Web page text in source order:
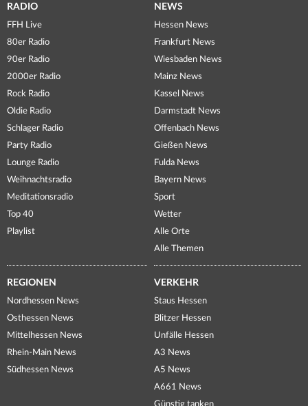
RADIO
FFH Live
80er Radio
90er Radio
2000er Radio
Rock Radio
Oldie Radio
Schlager Radio
Party Radio
Lounge Radio
Weihnachtsradio
Meditationsradio
Top 40
Playlist
NEWS
Hessen News
Frankfurt News
Wiesbaden News
Mainz News
Kassel News
Darmstadt News
Offenbach News
Gießen News
Fulda News
Bayern News
Sport
Wetter
Alle Orte
Alle Themen
REGIONEN
Nordhessen News
Osthessen News
Mittelhessen News
Rhein-Main News
Südhessen News
VERKEHR
Staus Hessen
Blitzer Hessen
Unfälle Hessen
A3 News
A5 News
A661 News
Günstig tanken